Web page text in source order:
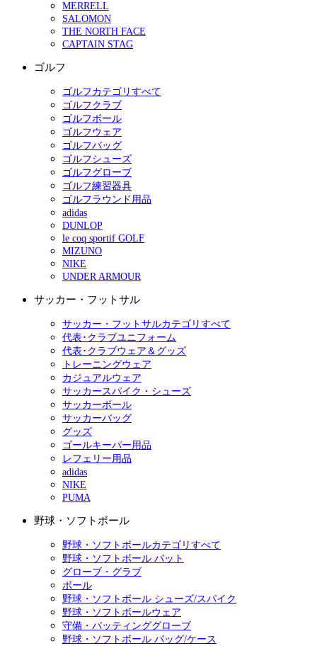
MERRELL
SALOMON
THE NORTH FACE
CAPTAIN STAG
ゴルフ
ゴルフカテゴリすべて
ゴルフクラブ
ゴルフボール
ゴルフウェア
ゴルフバッグ
ゴルフシューズ
ゴルフグローブ
ゴルフ練習器具
ゴルフラウンド用品
adidas
DUNLOP
le coq sportif GOLF
MIZUNO
NIKE
UNDER ARMOUR
サッカー・フットサル
サッカー・フットサルカテゴリすべて
代表･クラブユニフォーム
代表･クラブウェア＆グッズ
トレーニングウェア
カジュアルウェア
サッカースパイク・シューズ
サッカーボール
サッカーバッグ
グッズ
ゴールキーパー用品
レフェリー用品
adidas
NIKE
PUMA
野球・ソフトボール
野球・ソフトボールカテゴリすべて
野球・ソフトボール バット
グローブ・グラブ
ボール
野球・ソフトボール シューズ/スパイク
野球・ソフトボールウェア
守備・バッティンググローブ
野球・ソフトボール バッグ/ケース